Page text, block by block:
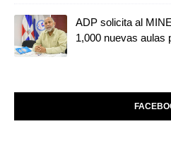
ADP solicita al
1,000 nuevas aulas